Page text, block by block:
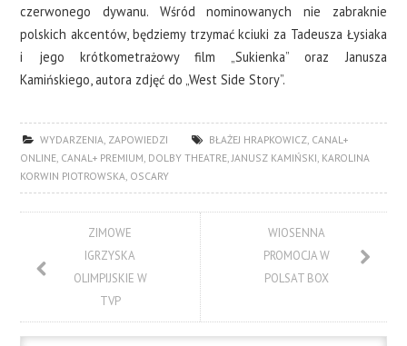
czerwonego dywanu. Wśród nominowanych nie zabraknie
polskich akcentów, będziemy trzymać kciuki za Tadeusza Łysiaka
i jego krótkometrażowy film „Sukienka” oraz Janusza
Kamińskiego, autora zdjęć do „West Side Story”.
WYDARZENIA, ZAPOWIEDZI BŁAŻEJ HRAPKOWICZ, CANAL+
ONLINE, CANAL+ PREMIUM, DOLBY THEATRE,JANUSZ KAMIŃSKI, KAROLINA
KORWIN PIOTROWSKA, OSCARY
ZIMOWE
IGRZYSKA
OLIMPIJSKIE W
TVP
WIOSENNA
PROMOCJA W
POLSAT BOX